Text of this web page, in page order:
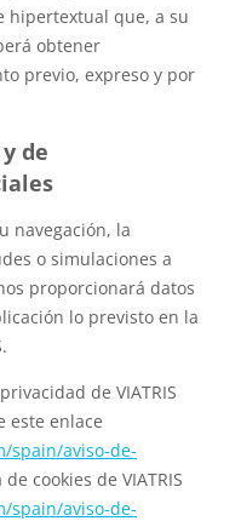
hipertextual que, a su
obtener
previo, expreso y por
de
navegación, la
o simulaciones a
proporcionará datos
lo previsto en la
de VIATRIS
este enlace
spain/aviso-de-
cookies de VIATRIS
spain/aviso-de-